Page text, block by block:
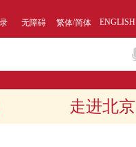
无障碍 繁体/简体 ENGLISH
走进北京